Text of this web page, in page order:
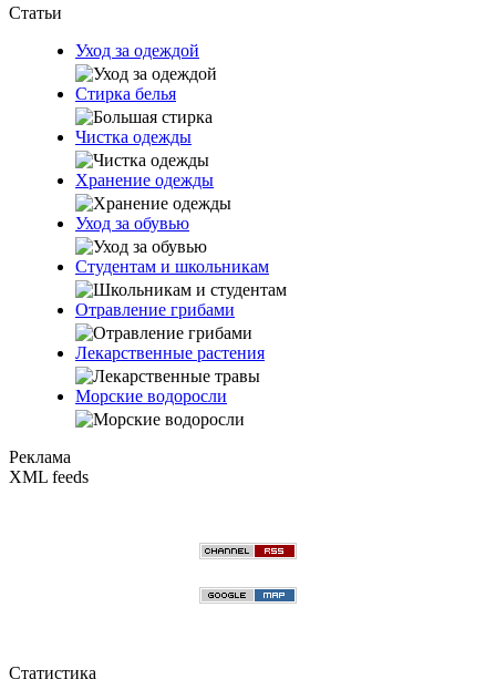
Статьи
Уход за одеждой
Стирка белья
Чистка одежды
Хранение одежды
Уход за обувью
Студентам и школьникам
Отравление грибами
Лекарственные растения
Морские водоросли
Реклама
XML feeds
Статистика